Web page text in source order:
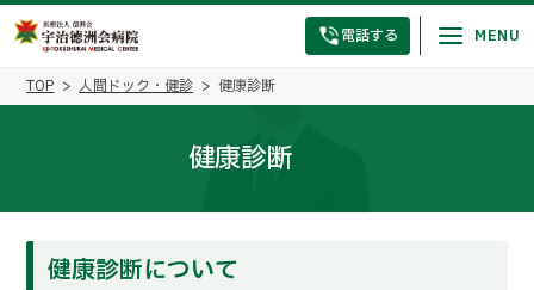
電話する
TOP 人間ドック・健診 健康診断
健康診断
健康診断について